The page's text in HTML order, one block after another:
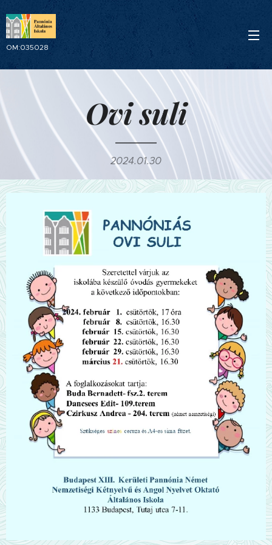
OM:035028
Ovi suli
2024.01.30